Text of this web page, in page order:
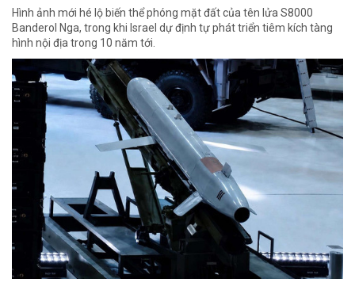
Hình ảnh mới hé lộ biến thể phóng mặt đất của tên lửa S8000
Banderol Nga, trong khi Israel dự định tự phát triển tiêm kích tàng
hình nội địa trong 10 năm tới.